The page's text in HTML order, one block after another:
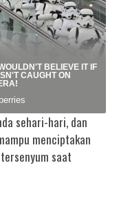
sehari-hari, dan
menciptakan
saat